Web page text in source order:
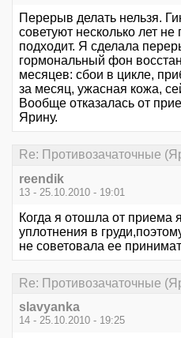
Перерыв делать нельзя.
советуют несколько лет
подходит. Я сделала
гормональный фон
месяцев: сбои в цикле,
за месяц, ужасная кожа,
Вообще отказалась от
Ярину.
Re: Противозачаточные
reendik
13 - 25.10.2010 - 19:01
Когда я отошла от приема
уплотнения в
не советовала ее
Re: Противозачаточные
slavyanka
14 - 25.10.2010 - 19:25